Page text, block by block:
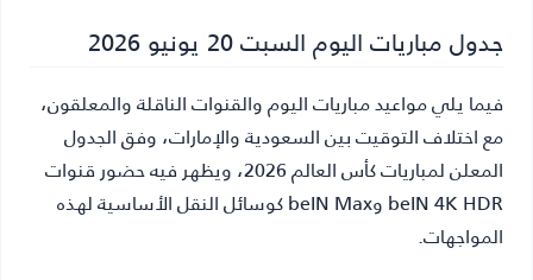
جدول مباريات اليوم السبت 20 يونيو 2026
فيما يلي مواعيد مباريات اليوم والقنوات الناقلة والمعلقون،
مع اختلاف التوقيت بين السعودية والإمارات، وفق الجدول
المعلن لمباريات كأس العالم 2026، ويظهر فيه حضور قنوات
beIN 4K HDR وbeIN Max كوسائل النقل الأساسية لهذه
المواجهات.